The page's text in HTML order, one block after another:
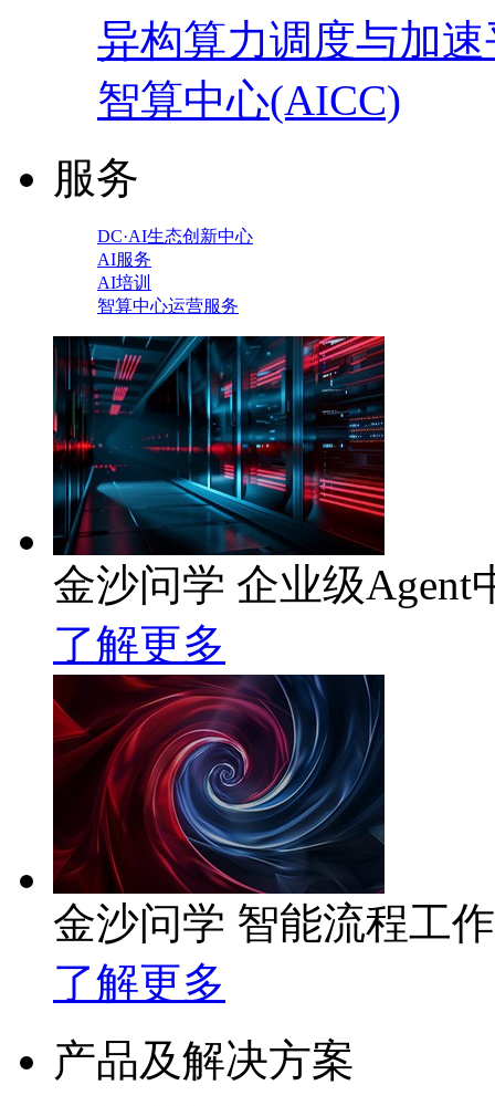
异构算力调度与加
智算中心(AICC)
服务
DC·AI生态创新中心
AI服务
AI培训
智算中心运营服务
金沙问学 企业级Agent
了解更多
金沙问学 智能流程工
了解更多
产品及解决方案